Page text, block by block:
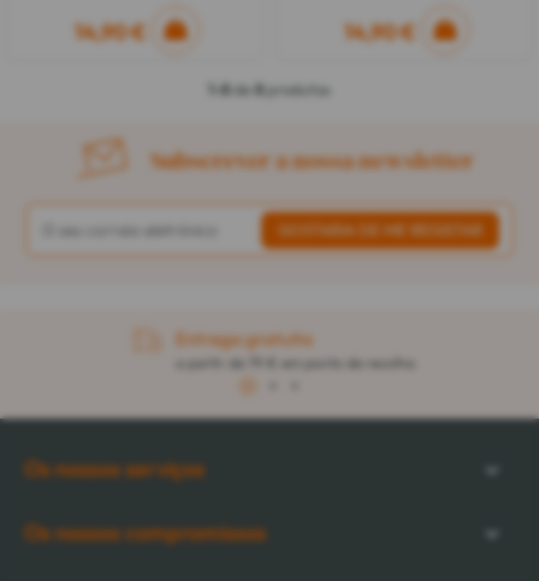
14,90 € 14,90 €
1-8 de 8 produtos
Subscrever a nossa newsletter
Entrega gratuita
a partir de 79 € em ponto de recolha
1
Os nossos serviços
Os nossos compromissos